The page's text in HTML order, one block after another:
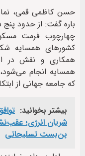
حسن کاظمی قمی،
باره گفت: از حدود
چهارچوب فرمت
کشورهای همسایه
همکاری و نقش در
همسایه انجام
که جامعه جهانی از
بیشتر بخوانید:
شریان انرژی؛
بن‌بست تسلیحاتی